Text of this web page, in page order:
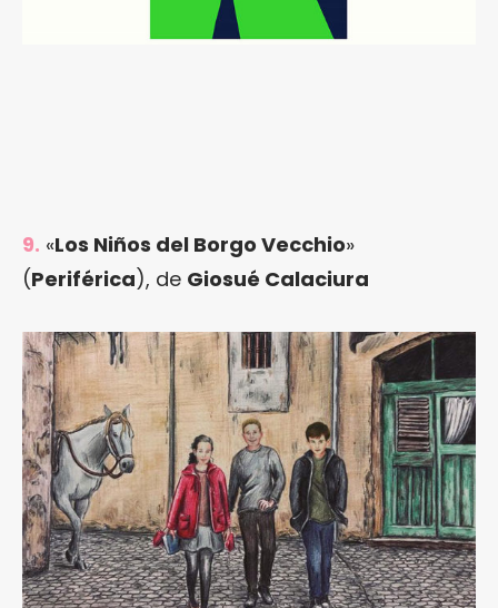
9. «Los Niños del Borgo Vecchio»
(Periférica), de Giosué Calaciura